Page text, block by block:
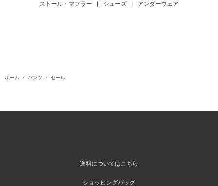
ストール・マフラー シューズ アンダーウェア
ホーム パンツ セール
送料についてはこちら
ショッピングバッグ